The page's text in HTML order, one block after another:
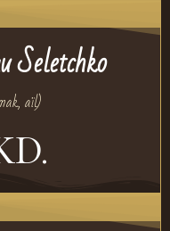
Seletchko
aïl)